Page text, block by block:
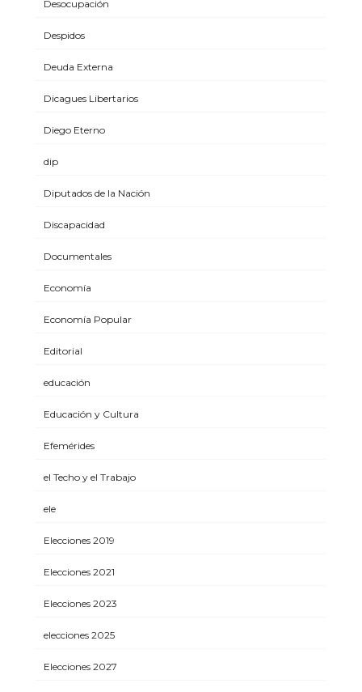
Desocupación
Despidos
Deuda Externa
Dicagues Libertarios
Diego Eterno
dip
Diputados de la Nación
Discapacidad
Documentales
Economía
Economía Popular
Editorial
educación
Educación y Cultura
Efemérides
el Techo y el Trabajo
ele
Elecciones 2019
Elecciones 2021
Elecciones 2023
elecciones 2025
Elecciones 2027